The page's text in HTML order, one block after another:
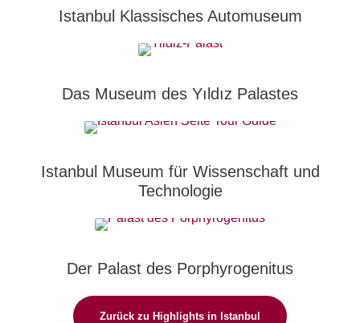
Istanbul Klassisches Automuseum
Das Museum des Yıldız Palastes
Istanbul Museum für Wissenschaft und
Technologie
Der Palast des Porphyrogenitus
Zurück zu Highlights in Istanbul